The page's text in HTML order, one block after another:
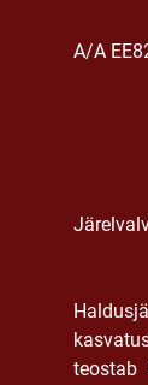
A/A
teostab